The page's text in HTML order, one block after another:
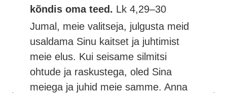
kõndis oma teed. Lk 4,29–30
Jumal, meie valitseja, julgusta meid
usaldama Sinu kaitset ja juhtimist
meie elus. Kui seisame silmitsi
ohtude ja raskustega, oled Sina
meiega ja juhid meie samme. Anna